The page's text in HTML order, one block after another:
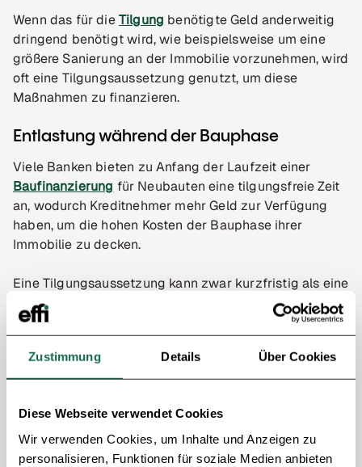
Zustimmung Details Über Cookies
Diese Webseite verwendet Cookies
Wir verwenden Cookies, um Inhalte und Anzeigen zu
personalisieren, Funktionen für soziale Medien anbieten
Wenn das für dieTilgung benötigte Geld anderweitig
dringend benötigt wird, wie beispielsweise um eine
größere Sanierung an der Immobilie vorzunehmen, wird
oft eine Tilgungsaussetzung genutzt, um diese
Maßnahmen zu finanzieren.
Entlastung während der Bauphase
Viele Banken bieten zu Anfang der Laufzeit einer
Baufinanzierung für Neubauten eine tilgungsfreie Zeit
an, wodurch Kreditnehmer mehr Geld zur Verfügung
haben, um die hohen Kosten der Bauphase ihrer
Immobilie zu decken.
Eine Tilgungsaussetzung kann zwar kurzfristig als eine
sehr attraktive Option erscheinen um mehr Geld zur
Verfügung zu haben, erhöht auf lange Sicht aber immer
die Gesamtkosten des Darlehens. Dadurch, dass
während der Tilgungsaussetzung die Rückzahlung des
Darlehens pausiert ist, verlängert sich die
Kreditnehmer auf die Dauer des Darlehens gerechnet
an die Bank zahlen müssen, deutlich höher als ohne die
Tilgungsaussetzung.